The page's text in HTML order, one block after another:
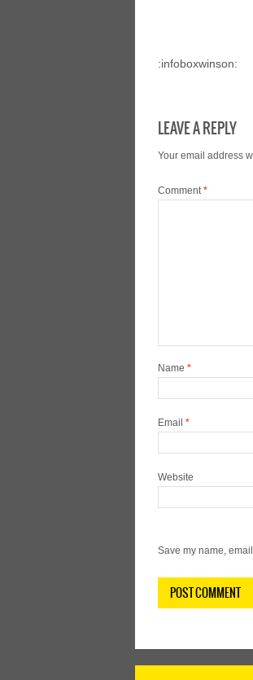
:infoboxwinson:
LEAVE A REPLY
Your email address
Comment*
Name *
Email *
Website
Save my name,